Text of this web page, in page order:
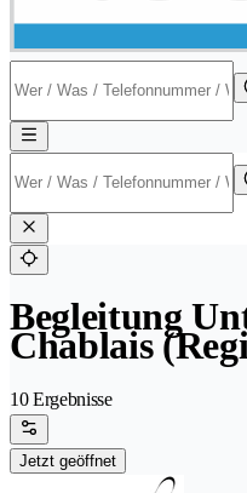
Begleitung
Chablais
10 Ergebnisse
Jetzt geöffnet